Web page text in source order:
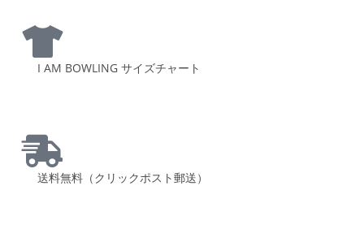
I AM BOWLING サイズチャート
送料無料（クリックポスト郵送）